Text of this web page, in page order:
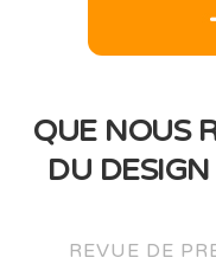
QUE NOUS
DU
REVUE DE